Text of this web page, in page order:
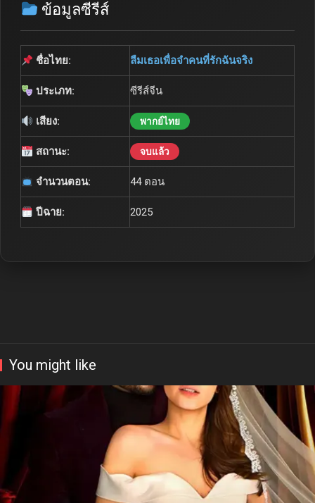
ข้อมูลซีรีส์
ชื่อไทย: ลืมเธอเพื่อจำคนที่รักฉันจริง
ประเภท: ซีรีส์จีน
เสียง: พากย์ไทย
สถานะ: จบแล้ว
จำนวนตอน: 44 ตอน
ปีฉาย: 2025
You might like